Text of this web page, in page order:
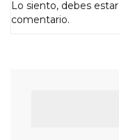
Lo siento, debes estar
comentario.